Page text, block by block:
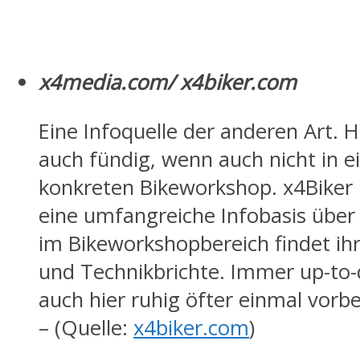
x4media.com/ x4biker.com
Eine Infoquelle der anderen Art.
auch fündig, wenn auch nicht in
konkreten Bikeworkshop.
eine umfangreiche Infobasis
im Bikeworkshopbereich findet
und Technikbrichte. Immer up-
auch hier ruhig öfter einmal
– (Quelle: x4biker.com)